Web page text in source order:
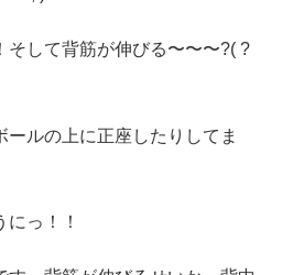
そして背筋が伸びる〜〜〜?( ?
ルの上に正座したりしてま
っ！！